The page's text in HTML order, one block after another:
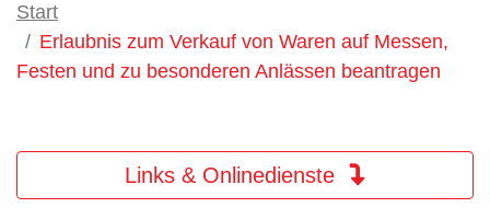
Start
Erlaubnis zum Verkauf von Waren auf Messen,
Festen und zu besonderen Anlässen beantragen
Links & Onlinedienste